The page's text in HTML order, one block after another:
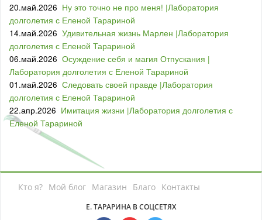
20.май.2026 Ну это точно не про меня! |Лаборатория
долголетия с Еленой Тарариной
14.май.2026 Удивительная жизнь Марлен |Лаборатория
долголетия с Еленой Тарариной
06.май.2026 Осуждение себя и магия Отпускания |
Лаборатория долголетия с Еленой Тарариной
01.май.2026 Следовать своей правде |Лаборатория
долголетия с Еленой Тарариной
22.апр.2026 Имитация жизни |Лаборатория долголетия с
Еленой Тарариной
Кто я? Мой блог Магазин Благо Контакты
Е. ТАРАРИНА В СОЦСЕТЯХ